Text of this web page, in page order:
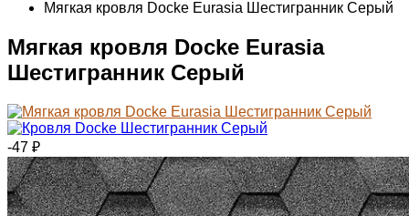
Мягкая кровля Docke Eurasia Шестигранник Серый
Мягкая кровля Docke Eurasia
Шестигранник Серый
-47 ₽